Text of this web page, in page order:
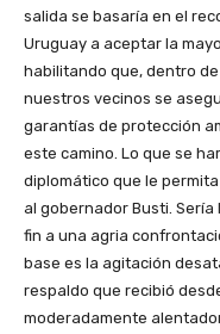
salida se basaría en el
Uruguay a aceptar la
habilitando que, dentro
nuestros vecinos se
garantías de protección
este camino. Lo que se
diplomático que le
al gobernador Busti.
fin a una agria
base es la agitación
respaldo que recibió
moderadamente